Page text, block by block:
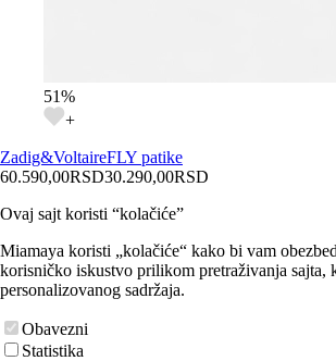
51%
+
Zadig&VoltaireFLY patike
60.590,00RSD30.290,00RSD
Ovaj sajt koristi “kolačiće”
Miamaya koristi „kolačiće“ kako bi vam
korisničko iskustvo prilikom pretraživanja sajta,
personalizovanog sadržaja.
Obavezni
Statistika